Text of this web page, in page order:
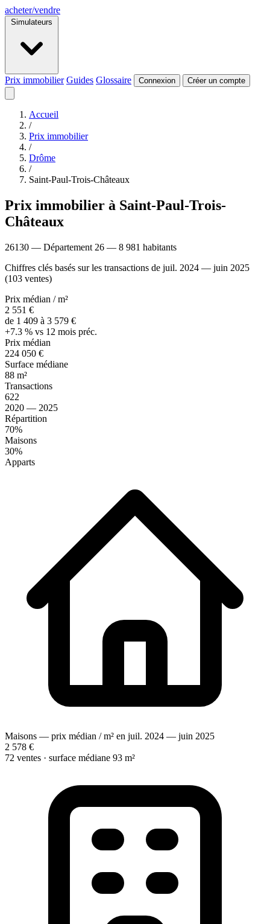
acheter/vendre
Simulateurs
Prix immobilier Guides Glossaire Connexion Créer un compte
Accueil
/
Prix immobilier
/
Drôme
/
Saint-Paul-Trois-Châteaux
Prix immobilier à Saint-Paul-Trois-
Châteaux
26130 — Département 26 — 8 981 habitants
Chiffres clés basés sur les transactions de juil. 2024 — juin 2025
(103 ventes)
Prix médian / m²
2 551 €
de 1 409 à 3 579 €
+7.3 % vs 12 mois préc.
Prix médian
224 050 €
Surface médiane
88 m²
Transactions
622
2020 — 2025
Répartition
70%
Maisons
30%
Apparts
Maisons — prix médian / m² en juil. 2024 — juin 2025
2 578 €
72 ventes · surface médiane 93 m²